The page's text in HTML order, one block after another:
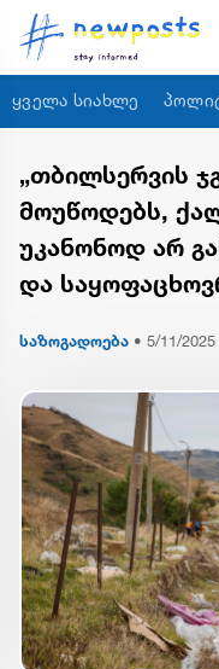
ყველა სიახლე
„თბილსერვის
მოუწოდებს,
უკანონოდ არ
და
საზოგადოება • 5/11/